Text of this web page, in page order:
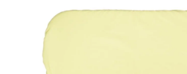
hvězdiček.